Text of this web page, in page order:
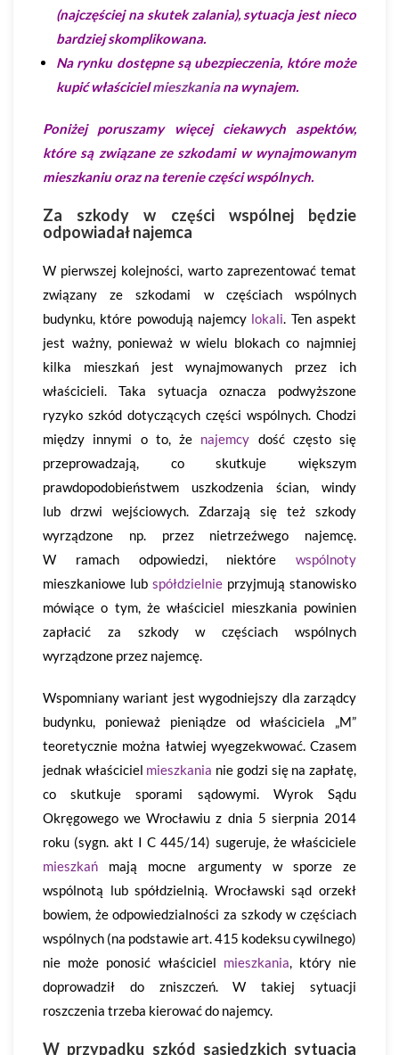
(najczęściej na skutek zalania), sytuacja jest nieco
bardziej skomplikowana.
Na rynku dostępne są ubezpieczenia, które może
kupić właścicielmieszkaniana wynajem.
Poniżej poruszamy więcej ciekawych aspektów,
które są związane ze szkodami w wynajmowanym
mieszkaniu oraz na terenie części wspólnych.
Za szkody w części wspólnej będzie
odpowiadał najemca
W pierwszej kolejności, warto zaprezentować temat
związany ze szkodami w częściach wspólnych
budynku, które powodują najemcy lokali. Ten aspekt
jest ważny, ponieważ w wielu blokach co najmniej
kilka mieszkań jest wynajmowanych przez ich
właścicieli. Taka sytuacja oznacza podwyższone
ryzyko szkód dotyczących części wspólnych. Chodzi
między innymi o to, że najemcy dość często się
przeprowadzają, co skutkuje większym
prawdopodobieństwem uszkodzenia ścian, windy
lub drzwi wejściowych. Zdarzają się też szkody
wyrządzone np. przez nietrzeźwego najemcę.
W ramach odpowiedzi, niektóre wspólnoty
mieszkaniowe lub spółdzielnie przyjmują stanowisko
mówiące o tym, że właściciel mieszkania powinien
zapłacić za szkody w częściach wspólnych
wyrządzone przez najemcę.
Wspomniany wariant jest wygodniejszy dla zarządcy
budynku, ponieważ pieniądze od właściciela „M”
teoretycznie można łatwiej wyegzekwować. Czasem
jednak właściciel mieszkania nie godzi się na zapłatę,
co skutkuje sporami sądowymi. Wyrok Sądu
Okręgowego we Wrocławiu z dnia 5 sierpnia 2014
roku (sygn. akt I C 445/14) sugeruje, że właściciele
mieszkań mają mocne argumenty w sporze ze
wspólnotą lub spółdzielnią. Wrocławski sąd orzekł
bowiem, że odpowiedzialności za szkody w częściach
wspólnych (na podstawie art. 415 kodeksu cywilnego)
nie może ponosić właściciel mieszkania, który nie
doprowadził do zniszczeń. W takiej sytuacji
roszczenia trzeba kierować do najemcy.
W przypadku szkód sąsiedzkich sytuacja